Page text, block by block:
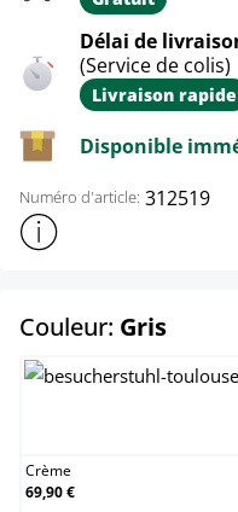
Délai de
(Service de colis)
Livraison rapide
Disponible
Numéro d'article: 312519
Afficher plus
Couleur: Grisselect
Crème
69,90 €